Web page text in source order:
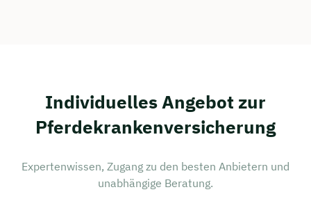
Individuelles Angebot zur
Pferdekrankenversicherung
Expertenwissen, Zugang zu den besten Anbietern und
unabhängige Beratung.